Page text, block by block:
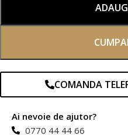
COMANDA
Ai nevoie de ajutor?
0770 44 44 66